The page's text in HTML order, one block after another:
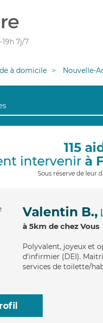
7j/7
à domicile Nouvelle-
115
intervenir à
Sous réserve de leur
Valentin B.,
à 5km de chez Vous
Polyvalent, joyeux et
d'infirmier (DEI).
services de toilette/